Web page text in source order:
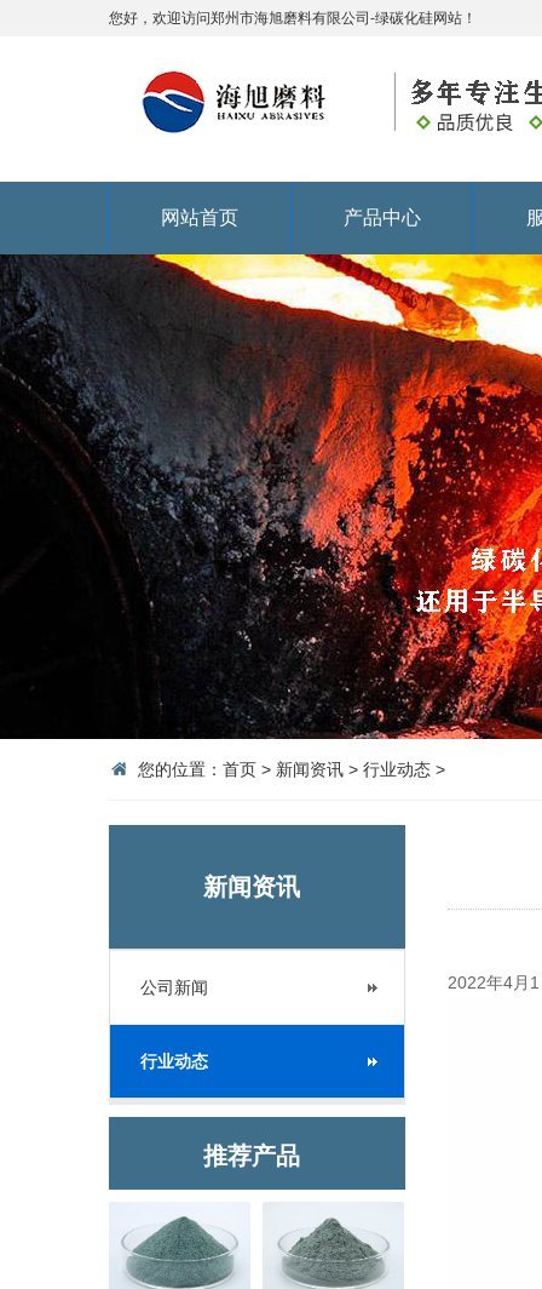
您好，欢迎访问郑州市海旭磨料有限公司-绿碳化硅网站！
网站首页 产品中心
您的位置： 首页 > 新闻资讯 > 行业动态 >
新闻资讯
公司新闻
行业动态
推荐产品
2022年4月